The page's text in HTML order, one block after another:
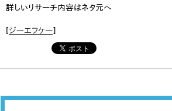
詳しいリサーチ内容はネタ元へ
[ジーエフケー]